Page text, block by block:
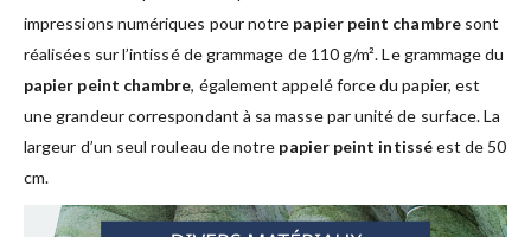
impressions numériques pour notre papier peint chambresont
réalisées sur l’intissé de grammage de 110 g/m². Le grammage du
papier peint chambre, également appelé force du papier, est
une grandeur correspondant à sa masse par unité de surface. La
largeur d’un seul rouleau de notre papier peint intisséest de 50
cm.